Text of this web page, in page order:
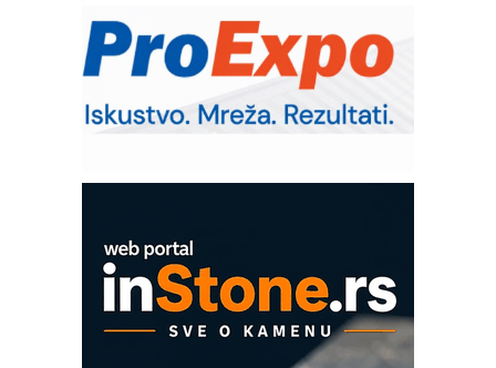
– Pametna signalizacija za efikasnije
upravljanje mašinama
Sigurnije ispitivanje transformatora u
solarnim elektranama i vetroparkovima
Pranje točkova na gradilištu- standard
Proizvodnja iC7 Hybrid 1500 VDC
COMBYPACK
EVOKS Maintenance Management
ROSA i SCHUNK podižu proizvodnju